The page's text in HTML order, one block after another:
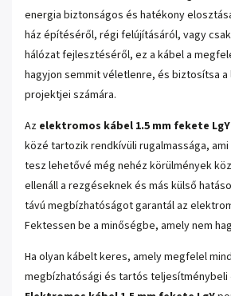
energia biztonságos és hatékony
ház építéséről, régi felújításáról, vagy
hálózat fejlesztéséről, ez a kábel a
hagyjon semmit véletlenre, és biztosítsa
projektjei számára.
Az elektromos kábel 1.5 mm fekete LgY
közé tartozik rendkívüli rugalmassága,
tesz lehetővé még nehéz körülmények
ellenáll a rezgéseknek és más külső
távú megbízhatóságot garantál az
Fektessen be a minőségbe, amely nem
Ha olyan kábelt keres, amely megfelel
megbízhatósági és tartós teljesítménybeli